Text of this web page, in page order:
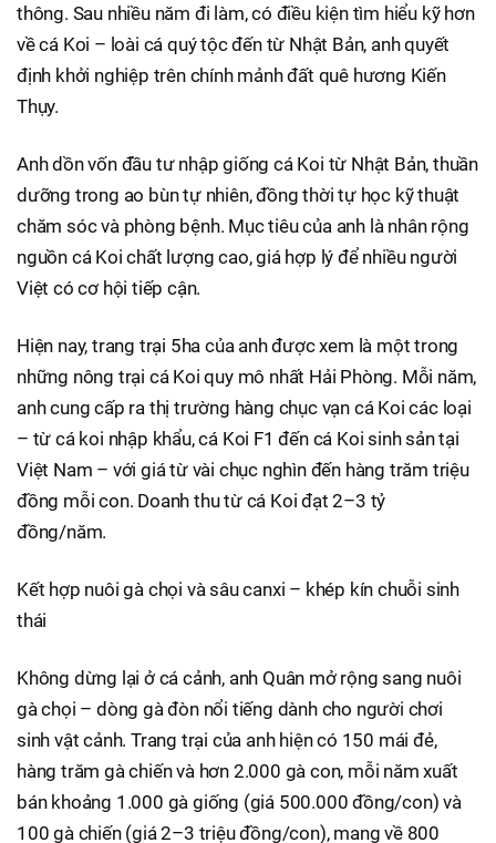
thông. Sau nhiều năm đi làm, có điều kiện tìm hiểu kỹ hơn
về cá Koi – loài cá quý tộc đến từ Nhật Bản, anh quyết
định khởi nghiệp trên chính mảnh đất quê hương Kiến
Thụy.
Anh dồn vốn đầu tư nhập giống cá Koi từ Nhật Bản, thuần
dưỡng trong ao bùn tự nhiên, đồng thời tự học kỹ thuật
chăm sóc và phòng bệnh. Mục tiêu của anh là nhân rộng
nguồn cá Koi chất lượng cao, giá hợp lý để nhiều người
Việt có cơ hội tiếp cận.
Hiện nay, trang trại 5ha của anh được xem là một trong
những nông trại cá Koi quy mô nhất Hải Phòng. Mỗi năm,
anh cung cấp ra thị trường hàng chục vạn cá Koi các loại
– từ cá koi nhập khẩu, cá Koi F1 đến cá Koi sinh sản tại
Việt Nam – với giá từ vài chục nghìn đến hàng trăm triệu
đồng mỗi con. Doanh thu từ cá Koi đạt 2–3 tỷ
đồng/năm.
Kết hợp nuôi gà chọi và sâu canxi – khép kín chuỗi sinh
thái
Không dừng lại ở cá cảnh, anh Quân mở rộng sang nuôi
gà chọi – dòng gà đòn nổi tiếng dành cho người chơi
sinh vật cảnh. Trang trại của anh hiện có 150 mái đẻ,
hàng trăm gà chiến và hơn 2.000 gà con, mỗi năm xuất
bán khoảng 1.000 gà giống (giá 500.000 đồng/con) và
100 gà chiến (giá 2–3 triệu đồng/con), mang về 800